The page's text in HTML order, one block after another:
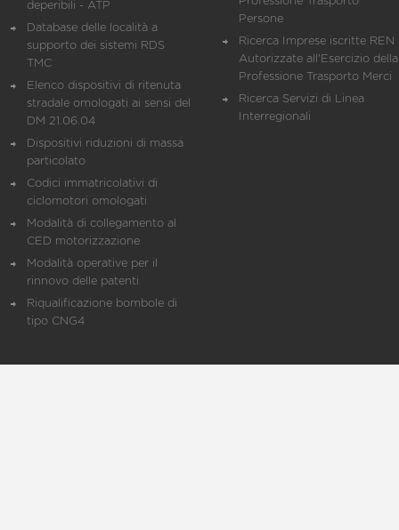
deperibili - ATP
Database delle località a
supporto dei sistemi RDS
TMC
Elenco dispositivi di ritenuta
stradale omologati ai sensi del
DM 21.06.04
Dispositivi riduzioni di massa
particolato
Codici immatricolativi di
ciclomotori omologati
Modalità di collegamento al
CED motorizzazione
Modalità operative per il
rinnovo delle patenti
Riqualificazione bombole di
tipo CNG4
Persone
Ricerca Imprese iscritte REN
Autorizzate all'Esercizio della
Professione Trasporto Merci
Ricerca Servizi di Linea
Interregionali